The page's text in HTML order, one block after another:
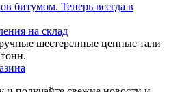
битумом. Теперь всегда в
на склад
шестеренные цепные тали